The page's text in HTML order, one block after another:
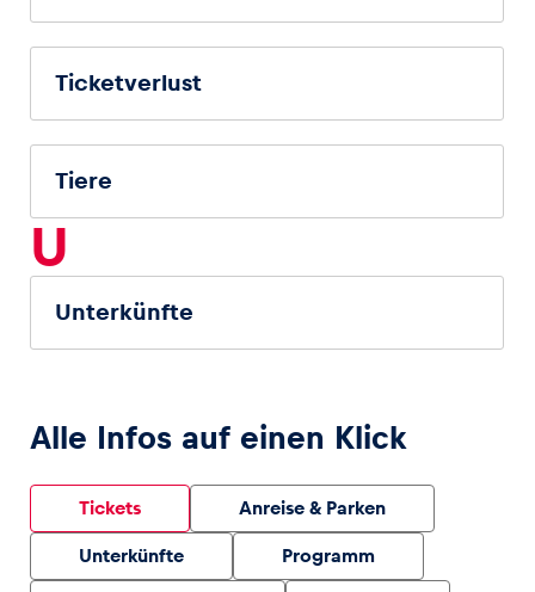
Ticketverlust
Tiere
U
Unterkünfte
Alle Infos auf einen Klick
Tickets Anreise & Parken
Unterkünfte Programm